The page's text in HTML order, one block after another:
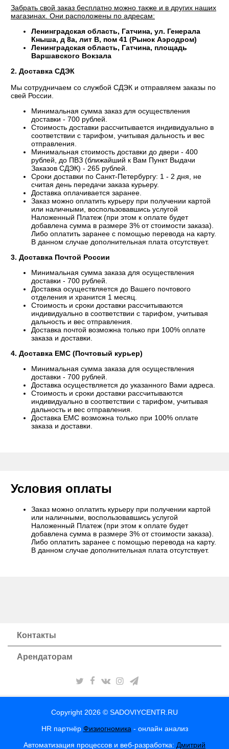
Забрать свой заказ бесплатно можно также и в других наших
магазинах. Они расположены по адресам:
Ленинградская область, Гатчина, ул. Генерала
Кныша, д 8а, лит В, пом 41 (Рынок Аэродром)
Ленинградская область, Гатчина, площадь
Варшавского Вокзала
2. Доставка СДЭК
Мы сотрудничаем со службой СДЭК и отправляем заказы по
свей России.
Минимальная сумма заказ для осуществления
доставки - 700 рублей.
Стоимость доставки рассчитывается индивидуально в
соответствии с тарифом, учитывая дальность и вес
отправления.
Минимальная стоимость доставки до двери - 400
рублей, до ПВЗ (ближайший к Вам Пункт Выдачи
Заказов СДЭК) - 265 рублей.
Сроки доставки по Санкт-Петербургу: 1 - 2 дня, не
считая день передачи заказа курьеру.
Доставка оплачивается заранее.
Заказ можно оплатить курьеру при получении картой
или наличными, воспользовавшись услугой
Наложенный Платеж (при этом к оплате будет
добавлена сумма в размере 3% от стоимости заказа).
Либо оплатить заранее с помощью перевода на карту.
В данном случае дополнительная плата отсутствует.
3. Доставка Почтой России
Минимальная сумма заказа для осуществления
доставки - 700 рублей.
Доставка осуществляется до Вашего почтового
отделения и хранится 1 месяц.
Стоимость и сроки доставки рассчитываются
индивидуально в соответствии с тарифом, учитывая
дальность и вес отправления.
Доставка почтой возможна только при 100% оплате
заказа и доставки.
4. Доставка ЕМС (Почтовый курьер)
Минимальная сумма заказа для осуществления
доставки - 700 рублей.
Доставка осуществляется до указанного Вами адреса.
Стоимость и сроки доставки рассчитываются
индивидуально в соответствии с тарифом, учитывая
дальность и вес отправления.
Доставка ЕМС возможна только при 100% оплате
заказа и доставки.
Условия оплаты
Заказ можно оплатить курьеру при получении картой
или наличными, воспользовавшись услугой
Наложенный Платеж (при этом к оплате будет
добавлена сумма в размере 3% от стоимости заказа).
Либо оплатить заранее с помощью перевода на карту.
В данном случае дополнительная плата отсутствует.
Контакты
Арендаторам
Copyright 2026 © SADOVIYCENTR.RU
HR партнёр Физиогномика - онлайн анализ
Автоматизация процессов и веб-разработка: Дмитрий